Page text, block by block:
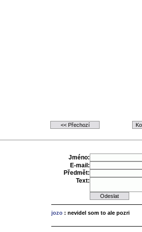
Jméno:
E-mail:
Předmět:
Text:
jozo : nevidel som to ale pozri